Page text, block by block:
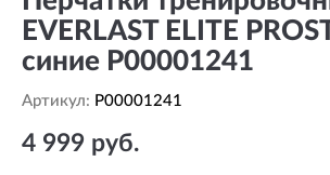
EVERLAST ELITE
синие P00001241
Артикул: P00001241
4 999 руб.